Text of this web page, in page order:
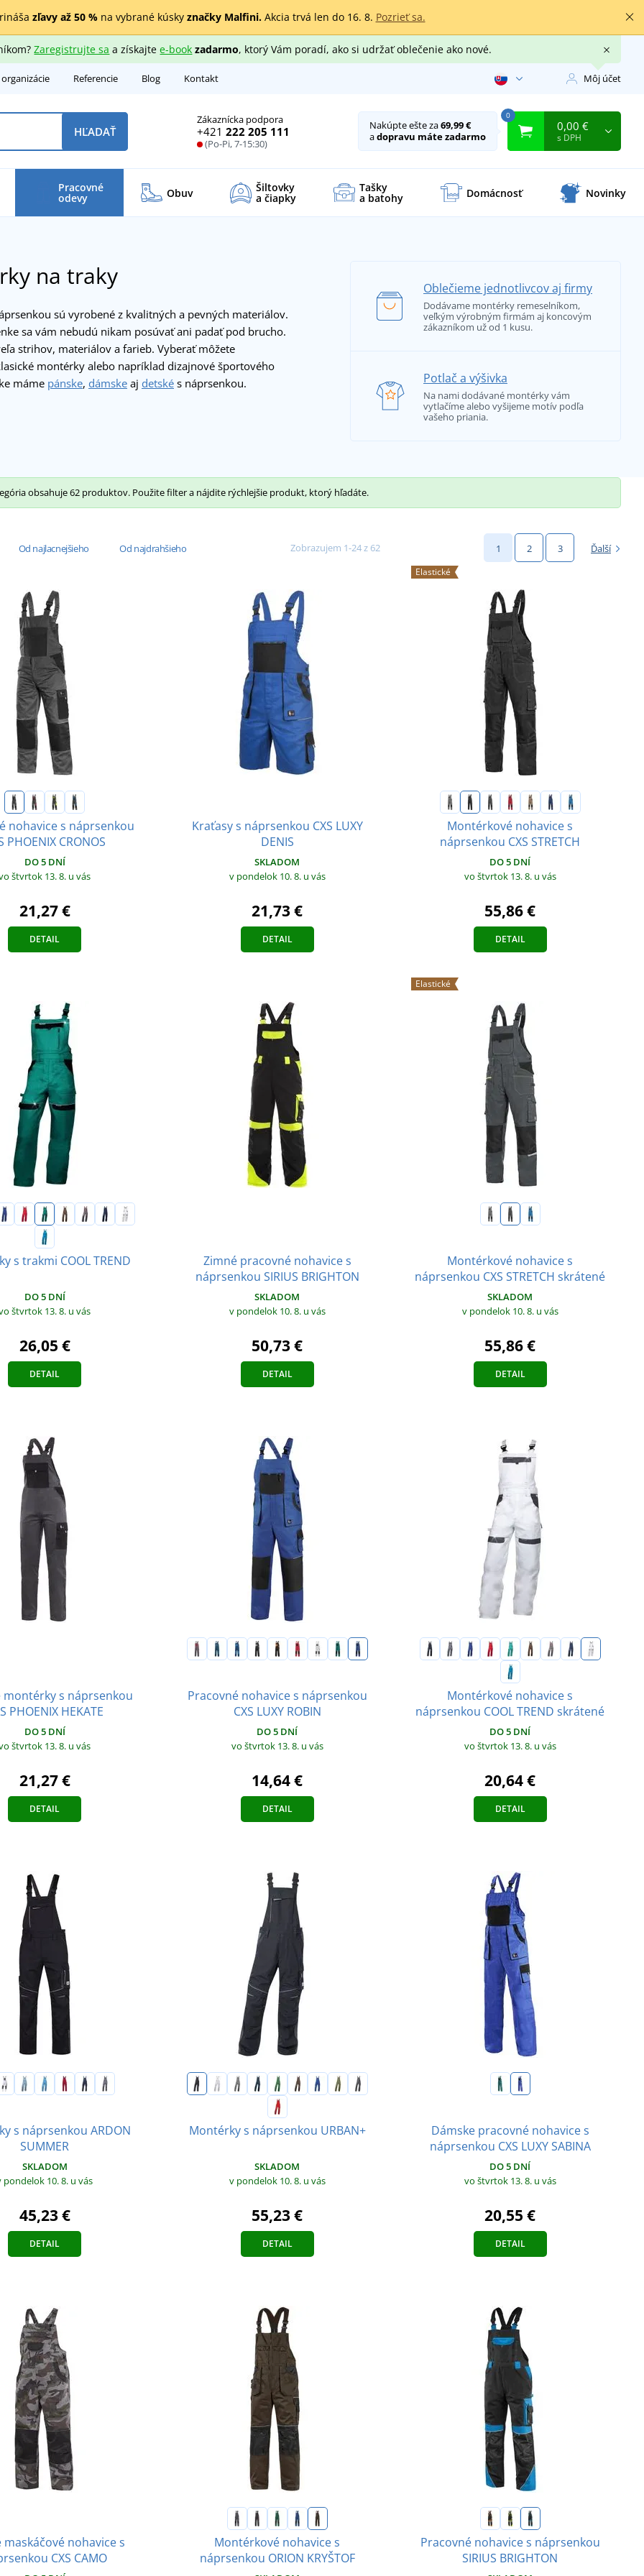
zľavy až 50 %na vybrané kúsky značky Malfini.Akcia trvá len do 16. 8. Pozrieť sa.
Zaregistrujte sa a získajtee-book zadarmo, ktorý Vám poradí, ako si udržať oblečenie ako nové.
Referencie Blog Kontakt Môj účet
Zákaznícka podpora
+421 222 205 111
(Po-Pi, 7-15:30)
HĽADAŤ Nakúpte ešte za69,99 €
adopravu máte zadarmo
0
0,00 €
s DPH
Pracovné
odevy Obuv Šiltovky
a čiapky
Tašky
a batohy Domácnosť Novinky
na traky
sú vyrobené z kvalitných a pevných materiálov.
sa vám nebudú nikam posúvať ani padať pod brucho.
strihov, materiálov a farieb. Vyberať môžete
montérky alebo napríklad dizajnové športového
máme pánske, dámske aj detské s náprsenkou.
Oblečieme jednotlivcov aj firmy
Dodávame montérky remeselníkom,
veľkým výrobným firmám aj koncovým
zákazníkom už od 1 kusu.
Potlač a výšivka
Na nami dodávané montérky vám
vytlačíme alebo vyšijeme motív podľa
vašeho priania.
obsahuje 62 produktov. Použite filter a nájdite rýchlejšie produkt, ktorý hľadáte.
Od najlacnejšieho Od najdrahšieho Zobrazujem 1-24 z 62 1 2 3 Ďalší
nohavice s náprsenkou
PHOENIX CRONOS
DO 5 DNÍ
štvrtok 13. 8. u vás
21,27 €
DETAIL
Kraťasy s náprsenkou CXS LUXY
DENIS
SKLADOM
v pondelok 10. 8. u vás
21,73 €
DETAIL
Elastické
Montérkové nohavice s
náprsenkou CXS STRETCH
DO 5 DNÍ
vo štvrtok 13. 8. u vás
55,86 €
DETAIL
s trakmi COOL TREND
DO 5 DNÍ
štvrtok 13. 8. u vás
26,05 €
DETAIL
Zimné pracovné nohavice s
náprsenkou SIRIUS BRIGHTON
SKLADOM
v pondelok 10. 8. u vás
50,73 €
DETAIL
Elastické
Montérkové nohavice s
náprsenkou CXS STRETCH skrátené
SKLADOM
v pondelok 10. 8. u vás
55,86 €
DETAIL
montérky s náprsenkou
PHOENIX HEKATE
DO 5 DNÍ
štvrtok 13. 8. u vás
21,27 €
DETAIL
Pracovné nohavice s náprsenkou
CXS LUXY ROBIN
DO 5 DNÍ
vo štvrtok 13. 8. u vás
14,64 €
DETAIL
Montérkové nohavice s
náprsenkou COOL TREND skrátené
DO 5 DNÍ
vo štvrtok 13. 8. u vás
20,64 €
DETAIL
s náprsenkou ARDON
SUMMER
SKLADOM
pondelok 10. 8. u vás
45,23 €
DETAIL
Montérky s náprsenkou URBAN+
SKLADOM
v pondelok 10. 8. u vás
55,23 €
DETAIL
Dámske pracovné nohavice s
náprsenkou CXS LUXY SABINA
DO 5 DNÍ
vo štvrtok 13. 8. u vás
20,55 €
DETAIL
maskáčové nohavice s
CXS CAMO
Montérkové nohavice s
náprsenkou ORION KRYŠTOF
Pracovné nohavice s náprsenkou
SIRIUS BRIGHTON